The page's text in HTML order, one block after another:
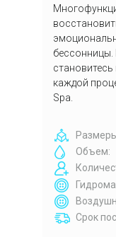
бессонницы.
становитесь
каждой
Spa.
Объем:
Срок